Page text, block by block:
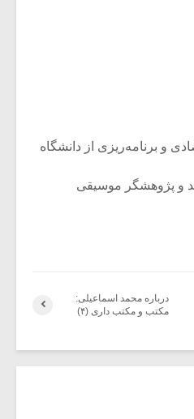
و برنامه‌ریزی از دانشگاه
و پژوهشگر موسیقی
درباره محمد اسماعیلی:
مکتب و مکتب داری (۴)